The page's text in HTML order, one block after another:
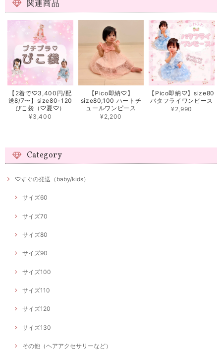
関連商品
【2着で♡3,400円/配
送8/7〜】size80-120
ぴこ袋（♡夏♡）
¥3,400
【Pico即納♡】
size80,100 ハートチ
ュールワンピース
¥2,200
【Pico即納♡】size80
バタフライワンピース
¥2,990
Category
♡すぐの発送（baby/kids）
サイズ60
サイズ70
サイズ80
サイズ90
サイズ100
サイズ110
サイズ120
サイズ130
その他（ヘアアクセサリーなど）